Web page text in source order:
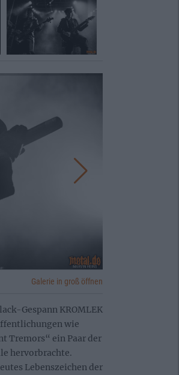
Galerie in groß öffnen
Gespann KROMLEK
wie
Tremors“ ein Paar der
hervorbrachte.
Lebenszeichen der